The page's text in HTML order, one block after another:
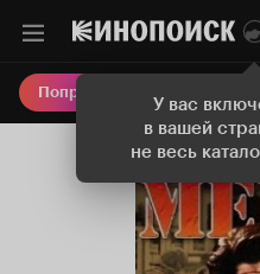
У вас
в вашей
не весь
Попробовать Плюс